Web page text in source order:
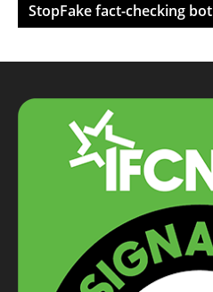
StopFake fact-checking bot